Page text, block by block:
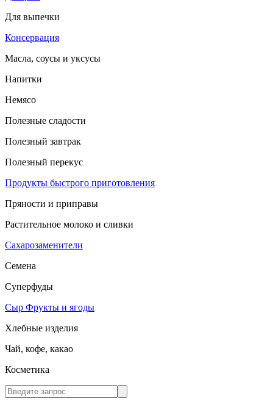
Для выпечки
Консервация
Масла, соусы и уксусы
Напитки
Немясо
Полезные сладости
Полезный завтрак
Полезный перекус
Продукты быстрого приготовления
Пряности и приправы
Растительное молоко и сливки
Сахарозаменители
Семена
Суперфуды
Сыр Фрукты и ягоды
Хлебные изделия
Чай, кофе, какао
Косметика